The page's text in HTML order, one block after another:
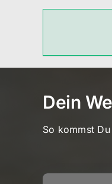
Dein
So kommst